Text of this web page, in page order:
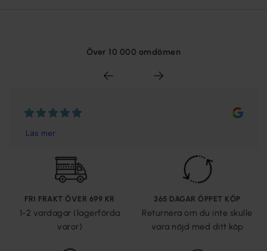
Över 10 000 omdömen
FRI FRAKT ÖVER 699 KR
1-2 vardagar (lagerförda
varor)
365 DAGAR ÖPPET KÖP
Returnera om du inte skulle
vara nöjd med ditt köp